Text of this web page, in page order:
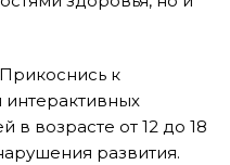
к
в возрасте от 12 до 18
развития.